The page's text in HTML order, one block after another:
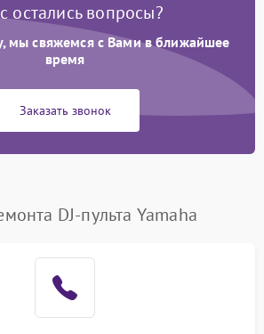
остались вопросы?
мы свяжемся с Вами в ближайшее
время
Заказать звонок
DJ-пульта Yamaha